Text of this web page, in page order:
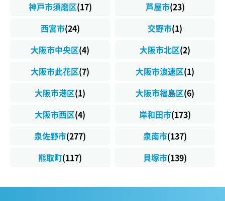
神戸市須磨区(17) 芦屋市(23)
西宮市(24) 交野市(1)
大阪市中央区(4) 大阪市北区(2)
大阪市此花区(7) 大阪市浪速区(1)
大阪市港区(1) 大阪市福島区(6)
大阪市西区(4) 岸和田市(173)
泉佐野市(277) 泉南市(137)
熊取町(117) 貝塚市(139)